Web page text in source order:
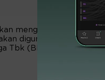
menggunakan dana
digunakan untuk
Tbk (BNGA).